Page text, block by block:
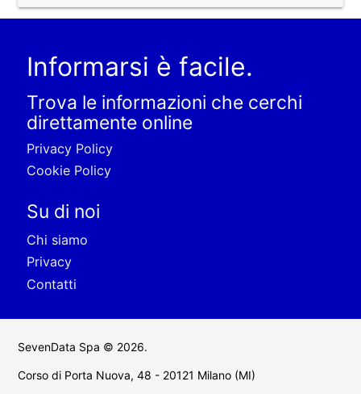
Informarsi è facile.
Trova le informazioni che cerchi
direttamente online
Privacy Policy
Cookie Policy
Su di noi
Chi siamo
Privacy
Contatti
SevenData Spa © 2026.
Corso di Porta Nuova, 48 - 20121 Milano (MI)